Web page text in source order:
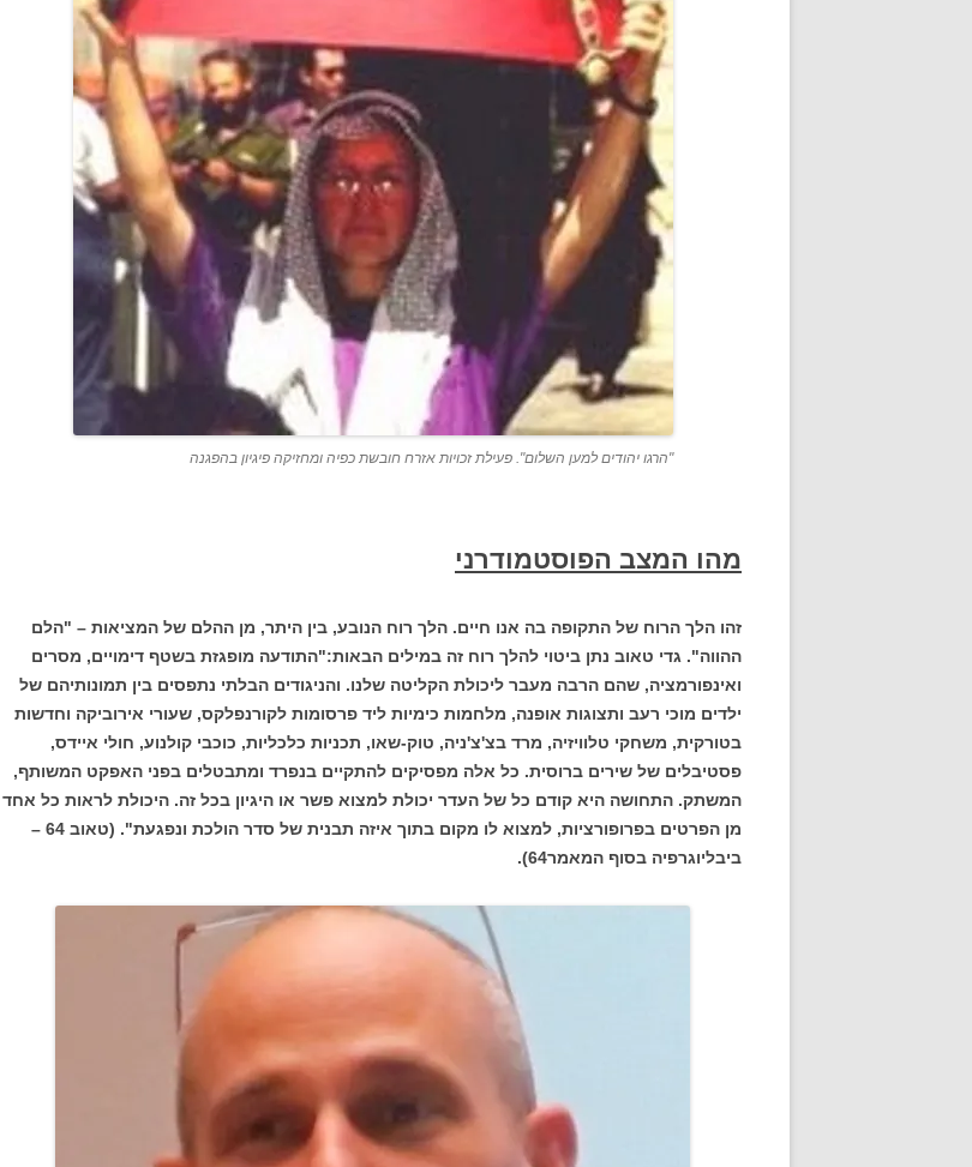
"הרגו יהודים למען השלום". פעילת זכויות אזרח חובשת כפיה ומחזיקה פיגיון בהפגנה
מהו המצב הפוסטמודרני
זהו הלך הרוח של התקופה בה אנו חיים. הלך רוח הנובע, בין היתר, מן ההלם של המציאות – "הלם
ההווה". גדי טאוב נתן ביטוי להלך רוח זה במילים הבאות:"התודעה מופגזת בשטף דימויים, מסרים
ואינפורמציה, שהם הרבה מעבר ליכולת הקליטה שלנו. והניגודים הבלתי נתפסים בין תמונותיהם של
ילדים מוכי רעב ותצוגות אופנה, מלחמות כימיות ליד פרסומות לקורנפלקס, שעורי אירוביקה וחדשות
בטורקית, משחקי טלוויזיה, מרד בצ'צ'ניה, טוק-שאו, תכניות כלכליות, כוכבי קולנוע, חולי איידס,
פסטיבלים של שירים ברוסית. כל אלה מפסיקים להתקיים בנפרד ומתבטלים בפני האפקט המשותף,
המשתק. התחושה היא קודם כל של העדר יכולת למצוא פשר או היגיון בכל זה. היכולת לראות כל אחד
מן הפרטים בפרופורציות, למצוא לו מקום בתוך איזה תבנית של סדר הולכת ונפגעת". (טאוב 64 –
ביבליוגרפיה בסוף המאמר64).